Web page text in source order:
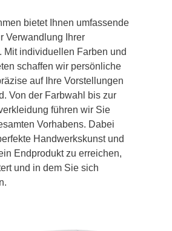
bietet Ihnen umfassende
Verwandlung Ihrer
Mit individuellen Farben und
schaffen wir persönliche
auf Ihre Vorstellungen
Von der Farbwahl bis zur
führen wir Sie
Vorhabens. Dabei
Handwerkskunst und
Endprodukt zu erreichen,
und in dem Sie sich